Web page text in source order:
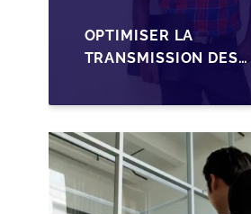
OPTIMISER LA
TRANSMISSION DES
LUXEMBOURGEOISES
STRUCTURATION DES
SOPARFI